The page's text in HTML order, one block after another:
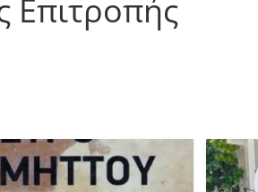
Επιτροπής